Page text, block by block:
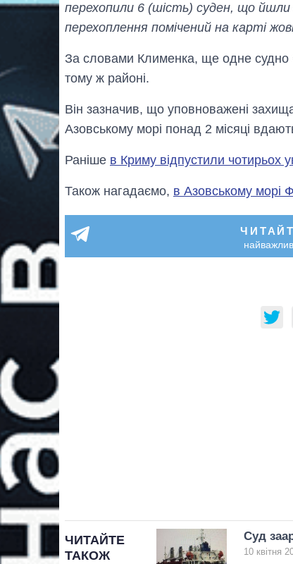
перехопили 6 (шість) суден, що
перехоплення помічений на карті
За словами Клименка, ще одне судно
тому ж районі.
Він зазначив, що уповноважені
Азовському морі понад 2 місяці
Раніше в Криму відпустили чотирьох
Також нагадаємо, в Азовському морі
ЧИТАЙТЕ
ТАКОЖ
Суд
10 квітня